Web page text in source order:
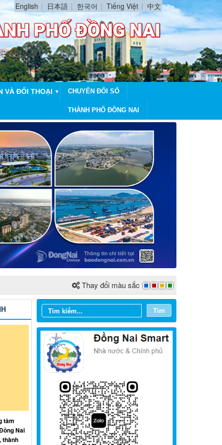
English 日本語 한국어 Tiếng Việt 中文
VÀ ĐỐI THOẠI ▼ CHUYỂN ĐỔI SỐ
THÀNH PHỐ ĐỒNG NAI
Thay đổi màu sắc
Tìm
Từ ngày 03/8/2026 đến ngày
09/8/2026
Từ ngày 27/7/2026 đến ngày
02/8/2026
tâm
Nai
thành